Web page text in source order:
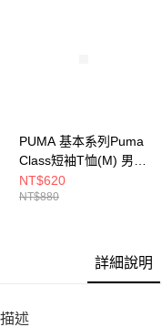
PUMA 基本系列Puma
Class短袖T恤(M) 男
短袖上衣 68821901
NT$620
NT$880
詳細說明
描述